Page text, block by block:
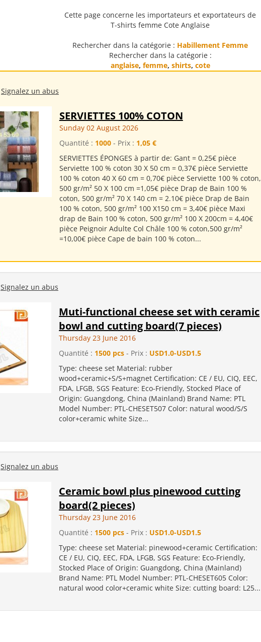
Cette page concerne les importateurs et exportateurs de
T-shirts femme Cote Anglaise
Rechercher dans la catégorie : Habillement Femme
Rechercher dans la catégorie :
anglaise, femme, shirts, cote
Signalez un abus
SERVIETTES 100% COTON
Sunday 02 August 2026
Quantité : 1000- Prix : 1,05 €
SERVIETTES ÉPONGES à partir de: Gant = 0,25€ pièce
Serviette 100 % coton 30 X 50 cm = 0,37€ pièce Serviette
100 % coton 40 X 60 cm = 0,70€ pièce Serviette 100 % coton,
500 gr/m² 50 X 100 cm =1,05€ pièce Drap de Bain 100 %
coton, 500 gr/m² 70 X 140 cm = 2.10€ pièce Drap de Bain
100 % coton, 500 gr/m² 100 X150 cm = 3,40€ pièce Maxi
drap de Bain 100 % coton, 500 gr/m² 100 X 200cm = 4,40€
pièce Peignoir Adulte Col Châle 100 % coton,500 gr/m²
=10,00€ pièce Cape de bain 100 % coton...
Signalez un abus
Muti-functional cheese set with ceramic
bowl and cutting board(7 pieces)
Thursday 23 June 2016
Quantité : 1500 pcs - Prix : USD1.0-USD1.5
Type: cheese set Material: rubber
wood+ceramic+S/S+magnet Certification: CE / EU, CIQ, EEC,
FDA, LFGB, SGS Feature: Eco-Friendly, Stocked Place of
Origin: Guangdong, China (Mainland) Brand Name: PTL
Model Number: PTL-CHESET507 Color: natural wood/S/S
color+ceramic white Size...
Signalez un abus
Ceramic bowl plus pinewood cutting
board(2 pieces)
Thursday 23 June 2016
Quantité : 1500 pcs - Prix : USD1.0-USD1.5
Type: cheese set Material: pinewood+ceramic Certification:
CE / EU, CIQ, EEC, FDA, LFGB, SGS Feature: Eco-Friendly,
Stocked Place of Origin: Guangdong, China (Mainland)
Brand Name: PTL Model Number: PTL-CHESET605 Color:
natural wood color+ceramic white Size: cutting board: L25...